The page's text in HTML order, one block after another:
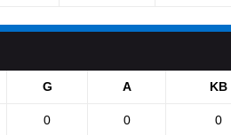
G A KB
0 0 0